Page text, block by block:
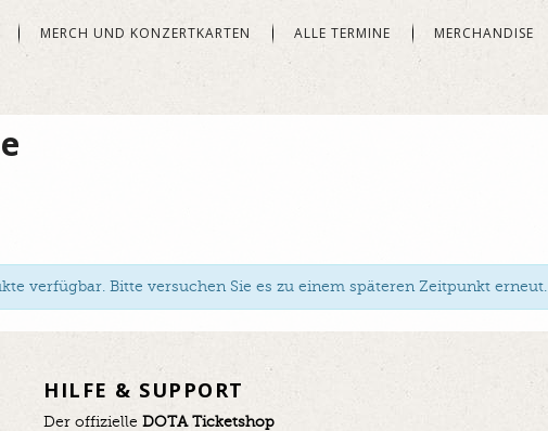
MERCH UND KONZERTKARTEN ALLE TERMINE MERCHANDISE
verfügbar. Bitte versuchen Sie es zu einem späteren Zeitpunkt erneut.
HILFE & SUPPORT
Der offizielle DOTA Ticketshop